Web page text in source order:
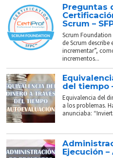
Preguntas
Scrum –
Scrum Foundation
de Scrum
incrementar”,
incrementos...
del tiempo
Equivalencia del
a los problemas.
anunciaba:
Ejecución